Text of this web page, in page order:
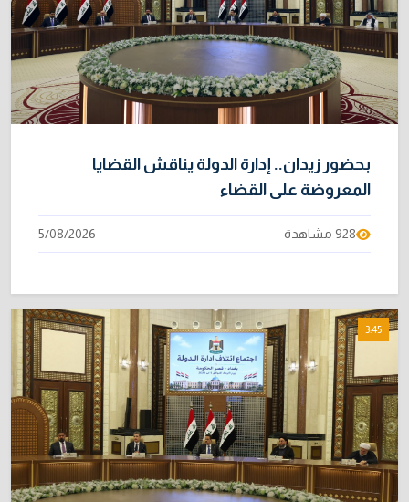
بحضور زيدان.. إدارة الدولة يناقش القضايا
المعروضة على القضاء
928 مشاهدة 5/08/2026
3:45